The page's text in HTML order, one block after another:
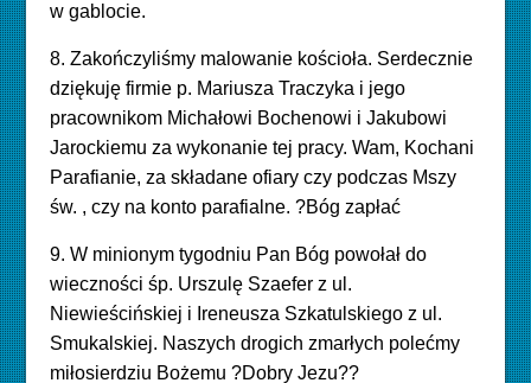
w gablocie.
8. Zakończyliśmy malowanie kościoła. Serdecznie
dziękuję firmie p. Mariusza Traczyka i jego
pracownikom Michałowi Bochenowi i Jakubowi
Jarockiemu za wykonanie tej pracy. Wam, Kochani
Parafianie, za składane ofiary czy podczas Mszy
św. , czy na konto parafialne. ?Bóg zapłać
9. W minionym tygodniu Pan Bóg powołał do
wieczności śp. Urszulę Szaefer z ul.
Niewieścińskiej i Ireneusza Szkatulskiego z ul.
Smukalskiej. Naszych drogich zmarłych polećmy
miłosierdziu Bożemu ?Dobry Jezu??